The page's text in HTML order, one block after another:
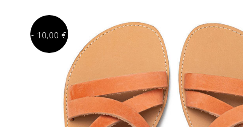
- 10,00 €